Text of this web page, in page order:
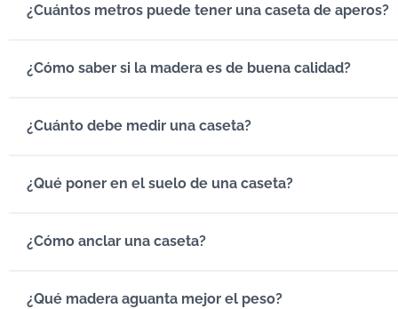
¿Cuántos metros puede tener una caseta de aperos?
¿Cómo saber si la madera es de buena calidad?
¿Cuánto debe medir una caseta?
¿Qué poner en el suelo de una caseta?
¿Cómo anclar una caseta?
¿Qué madera aguanta mejor el peso?